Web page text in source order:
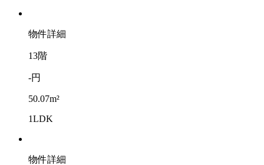
物件詳細
13階
-円
50.07m²
1LDK
物件詳細